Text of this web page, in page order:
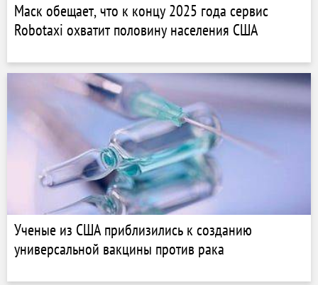
Маск обещает, что к концу 2025 года сервис
Robotaxi охватит половину населения США
Ученые из США приблизились к созданию
универсальной вакцины против рака